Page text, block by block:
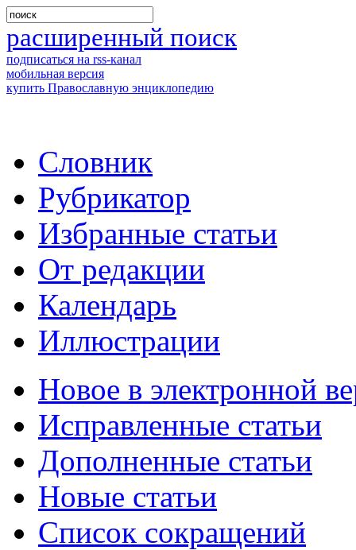
расширенный поиск
подписаться на rss-канал
мобильная версия
купить Православную энциклопедию
Словник
Рубрикатор
Избранные статьи
От редакции
Календарь
Иллюстрации
Новое в электронной
Исправленные статьи
Дополненные статьи
Новые статьи
Список сокращений